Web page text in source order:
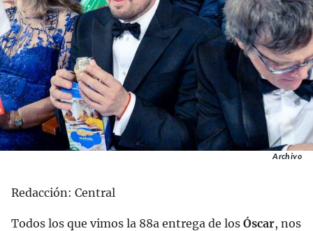
Archivo
Redacción: Central
Todos los que vimos la 88a entrega de los Óscar, nos